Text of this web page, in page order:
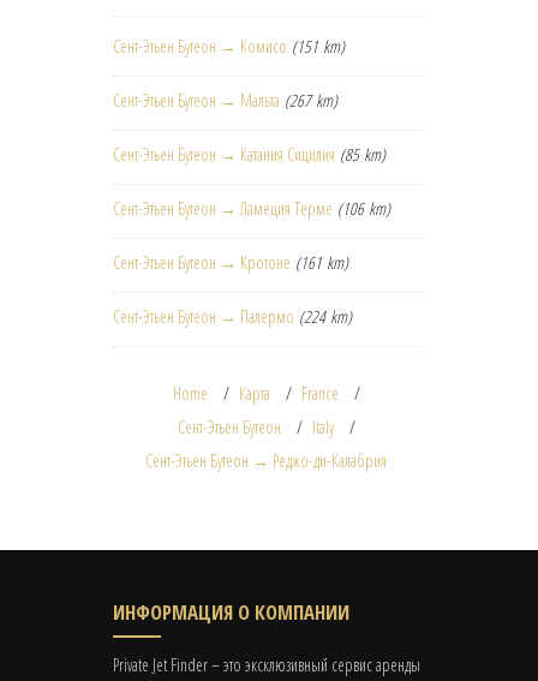
Сент-Этьен Бутеон → Комисо (151 km)
Сент-Этьен Бутеон → Мальта (267 km)
Сент-Этьен Бутеон → Катания Сицилия (85 km)
Сент-Этьен Бутеон → Ламеция Терме (106 km)
Сент-Этьен Бутеон → Кротоне (161 km)
Сент-Этьен Бутеон → Палермо (224 km)
Home Карта
France
Сент-Этьен Бутеон
Italy
Сент-Этьен Бутеон → Реджо-ди-Калабрия
ИНФОРМАЦИЯ О КОМПАНИИ
Private Jet Finder – это эксклюзивный сервис аренды